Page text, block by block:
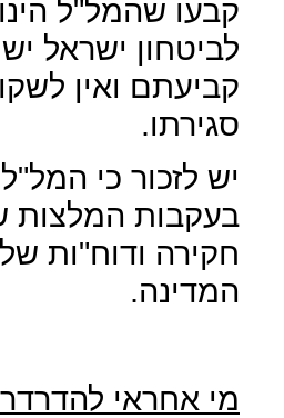
קבעו שהמל"ל הינו
לביטחון ישראל
קביעתם ואין
סגירתו.
יש לזכור כי
בעקבות המלצות
חקירה ודוח"ות
המדינה.
מי אחראי